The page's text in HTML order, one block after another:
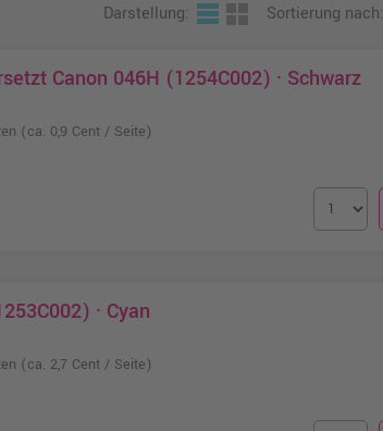
Darstellung: Sortierung nach:
Canon 046H (1254C002) · Schwarz
(ca. 0,9 Cent / Seite)
· Cyan
(ca. 2,7 Cent / Seite)